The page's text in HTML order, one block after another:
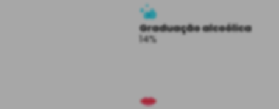
Graduação alcoólica
14%